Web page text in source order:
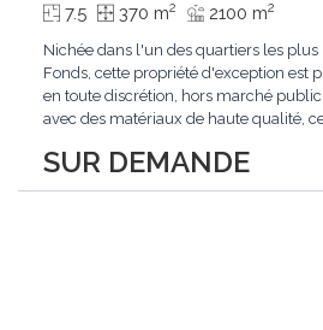
SUR DEMANDE
7.5 370 m2 2100 m2
Nichée dans l'un des quartiers les plus
Fonds, cette propriété d'exception est
en toute discrétion, hors marché
avec des matériaux de haute qualité,
remarquable.L'espace de vie s'ouvre
un véritable...